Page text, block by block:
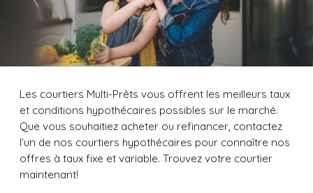
Les courtiers Multi-Prêts vous offrent les meilleurs taux
et conditions hypothécaires possibles sur le marché.
Que vous souhaitiez acheter ou refinancer, contactez
l’un de nos courtiers hypothécaires pour connaître nos
offres à taux fixe et variable. Trouvez votre courtier
maintenant!